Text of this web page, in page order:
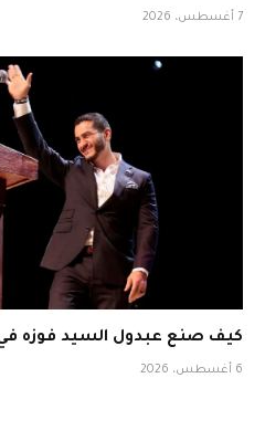
7 أغسطس، 2026
كيف صنع عبدول السيد فوزه
6 أغسطس، 2026